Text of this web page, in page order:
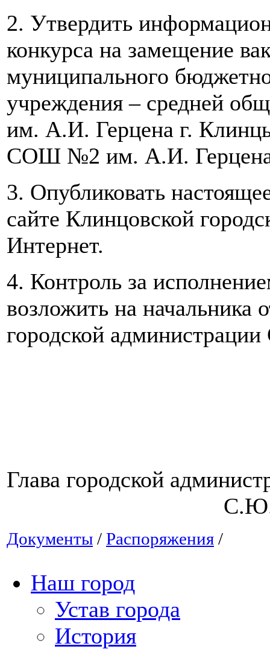
2. Утвердить
конкурса на замещение
муниципального
учреждения – средней
им. А.И. Герцена г.
СОШ №2 им. А.И.
3. Опубликовать
сайте Клинцовской
Интернет.
4. Контроль за
возложить на начальника
городской
Глава городской
С.Ю.
Документы / Распоряжения /
Наш город
Устав города
История